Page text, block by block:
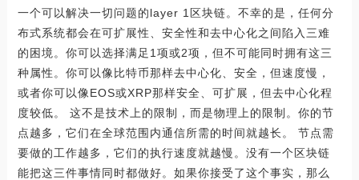
一个可以解决一切问题的layer 1区块链。不幸的是，任何分
布式系统都会在可扩展性、安全性和去中心化之间陷入三难
的困境。你可以选择满足1项或2项，但不可能同时拥有这三
种属性。你可以像比特币那样去中心化、安全，但速度慢，
或者你可以像EOS或XRP那样安全、可扩展，但去中心化程
度较低。 这不是技术上的限制，而是物理上的限制。你的节
点越多，它们在全球范围内通信所需的时间就越长。 节点需
要做的工作越多，它们的执行速度就越慢。没有一个区块链
能把这三件事情同时都做好。如果你接受了这个事实，那么